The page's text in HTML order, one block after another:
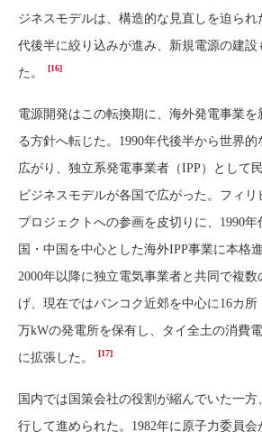
ジネスモデルは、構造的な見直しを迫られ
代後半に絞り込みが進み、新規電源の建設
た。
[16]
電源開発はこの転換期に、海外発電事業を
る方針へ転じた。1990年代後半から世界
広がり、独立系発電事業者（IPP）として
ビジネスモデルが各国で広がった。フィ
プロジェクトへの参画を皮切りに、1990
国・中国を中心とした海外IPP事業に本格
2000年以降に独立電気事業者と共同で複
げ、現在ではバンコク近郊を中心に16カ所
万kWの発電所を保有し、タイ全土の消費
に拡張した。
[17]
国内では国策会社の役割が縮んでいた一
行して進められた。1982年に原子力委員